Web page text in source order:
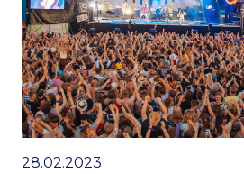
28.02.2023